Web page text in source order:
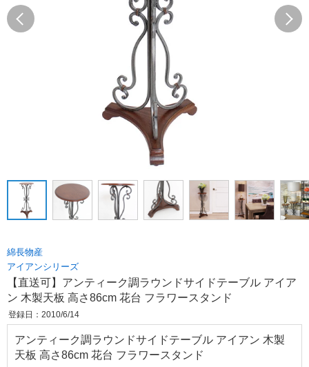
綿長物産
アイアンシリーズ
【直送可】アンティーク調ラウンドサイドテーブル アイア
ン 木製天板 高さ86cm 花台 フラワースタンド
登録日：2010/6/14
アンティーク調ラウンドサイドテーブル アイアン 木製
天板 高さ86cm 花台 フラワースタンド